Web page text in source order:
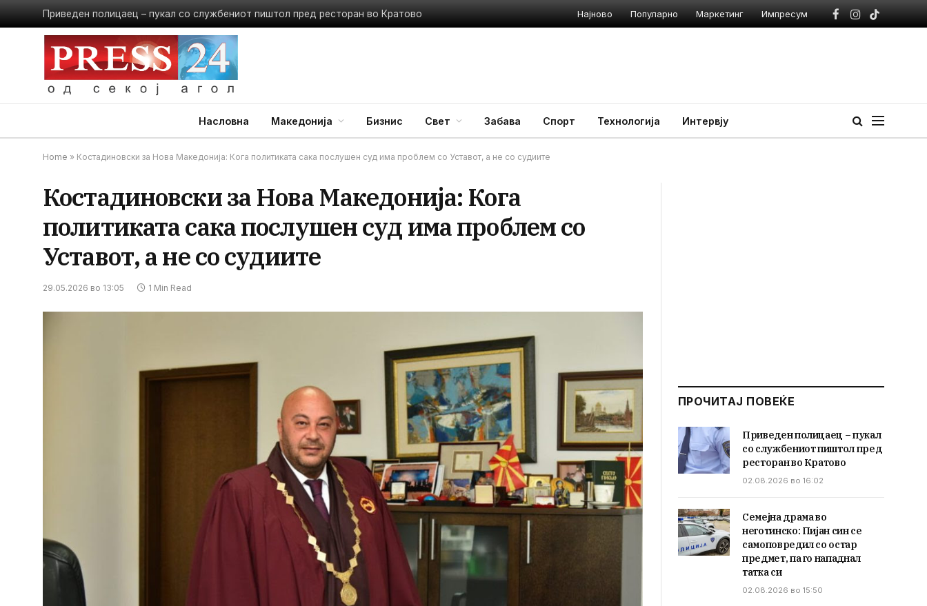
Приведен полицаец – пукал со службениот пиштол пред ресторан во Кратово Најново Популарно Маркетинг Импресум
Facebook
Instagram
TikTok
Насловна Македонија Бизнис Свет Забава Спорт Технологија Интервју
Home » Костадиновски за Нова Македонија: Кога политиката сака послушен суд има проблем со Уставот, а не со судиите
Костадиновски за Нова Македонија: Кога
политиката сака послушен суд има проблем со
Уставот, а не со судиите
29.05.2026 во 13:05 1 Min Read
ПРОЧИТАЈ ПОВЕЌЕ
Приведен полицаец – пукал
со службениот пиштол пред
ресторан во Кратово
02.08.2026 во 16:02
Семејна драма во
неготинско: Пијан син се
самоповредил со остар
предмет, па го нападнал
татка си
02.08.2026 во 15:50